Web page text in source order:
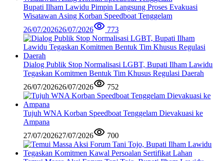
Bupati Ilham Lawidu Pimpin Langsung Proses Evakuasi
Wisatawan Asing Korban Speedboat Tenggelam
26/07/202626/07/2026 773
Dialog Publik Stop Normalisasi LGBT, Bupati Ilham Lawidu
Tegaskan Komitmen Bentuk Tim Khusus Regulasi Daerah
26/07/202626/07/2026 752
Tujuh WNA Korban Speedboat Tenggelam Dievakuasi ke
Ampana
27/07/202627/07/2026 700